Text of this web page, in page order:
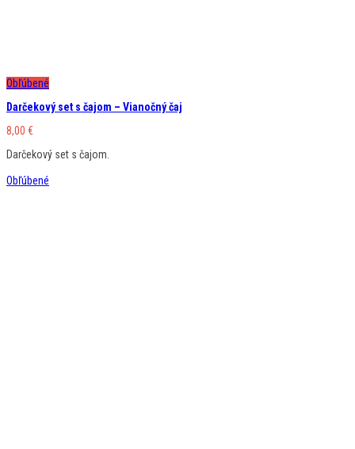
Obľúbené
Darčekový set s čajom – Vianočný čaj
8,00 €
Darčekový set s čajom.
Obľúbené